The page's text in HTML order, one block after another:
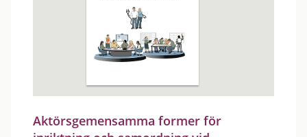
Aktörsgemensamma former för